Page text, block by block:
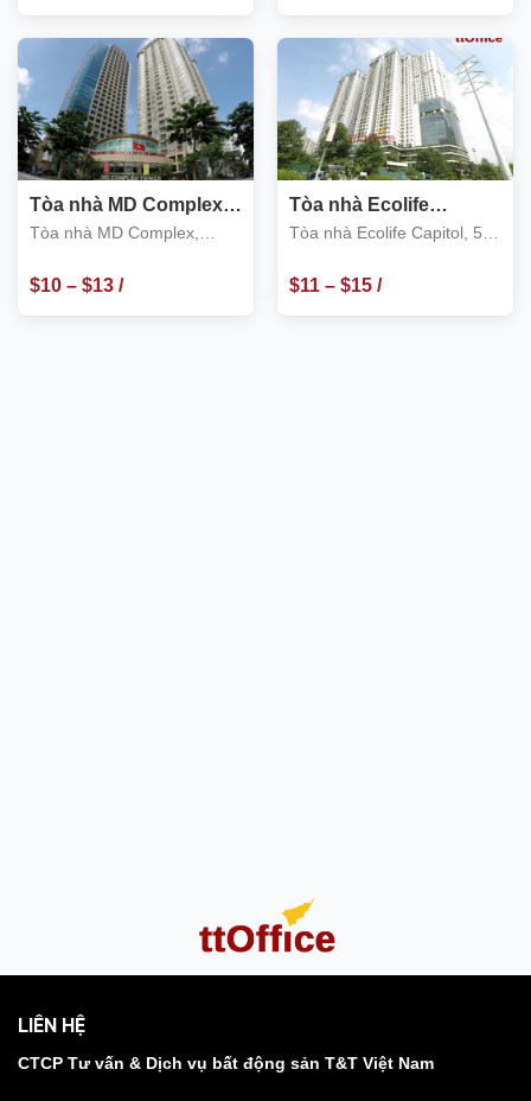
m2 m2
Tòa nhà MD Complex,
68 Nguyễn Cơ Thạch,
Tòa nhà MD Complex,
Liêm
$10– $13/
Tòa nhà Ecolife
Capitol, 58 Tố Hữu,
Tòa nhà Ecolife Capitol, 58
$11– $15/
LIÊN HỆ
CTCP Tư vấn & Dịch vụ bất động sản T&T Việt Nam